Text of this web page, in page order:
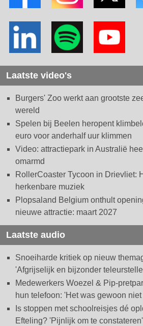
Laatste video's
Burgers' Zoo werkt aan grootste
wereld
Spelen bij Beelen heropent
euro voor anderhalf uur klimmen
Video: attractiepark in Australië
omarmd
RollerCoaster Tycoon in Drievliet:
herkenbare muziek
Plopsaland Belgium onthult
nieuwe attractie: maart 2027
Laatste audio
Snoeiharde kritiek op nieuw
'Afgrijselijk en bijzonder
Medewerkers Woezel & Pip-
hun telefoon: 'Het was gewoon
Is stoppen met schoolreisjes dé
Efteling? 'Pijnlijk om te constateren'